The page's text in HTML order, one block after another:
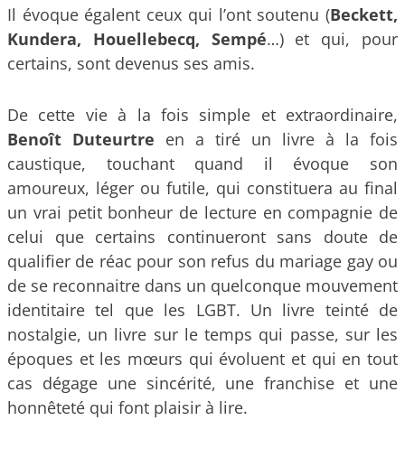
Il évoque égalent ceux qui l’ont soutenu (Beckett,
Kundera, Houellebecq, Sempé…) et qui, pour
certains, sont devenus ses amis.
De cette vie à la fois simple et extraordinaire,
Benoît Duteurtre en a tiré un livre à la fois
caustique, touchant quand il évoque son
amoureux, léger ou futile, qui constituera au final
un vrai petit bonheur de lecture en compagnie de
celui que certains continueront sans doute de
qualifier de réac pour son refus du mariage gay ou
de se reconnaitre dans un quelconque mouvement
identitaire tel que les LGBT. Un livre teinté de
nostalgie, un livre sur le temps qui passe, sur les
époques et les mœurs qui évoluent et qui en tout
cas dégage une sincérité, une franchise et une
honnêteté qui font plaisir à lire.